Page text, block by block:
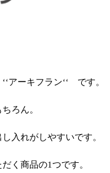
アーキフラン‘‘ です。
ろん。
入れがしやすいです。
だく商品の1つです。